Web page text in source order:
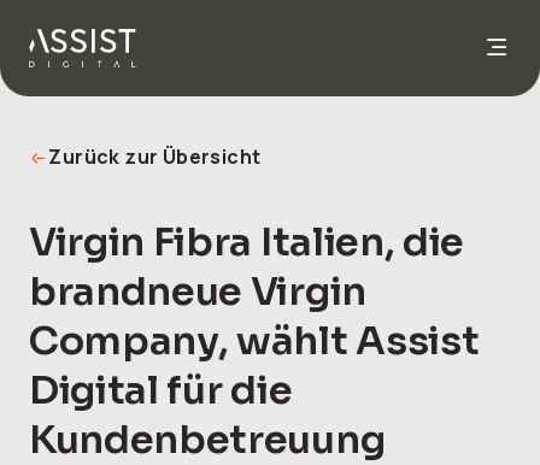
Nach Hause gehen
Zurück zur Übersicht
Virgin Fibra Italien, die
brandneue Virgin
Company, wählt Assist
Digital für die
Kundenbetreuung